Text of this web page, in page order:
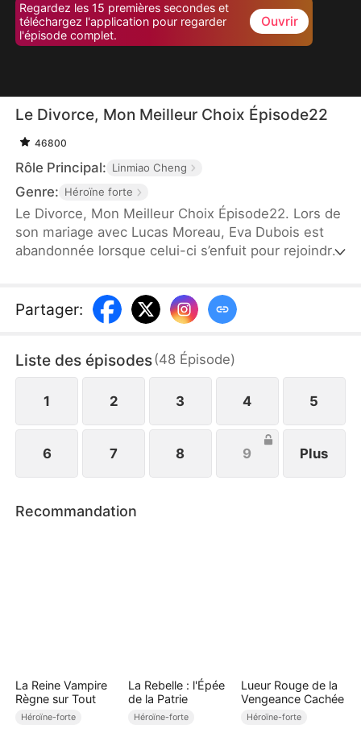
Regardez les 15 premières secondes et
téléchargez l'application pour regarder
l'épisode complet.
Ouvrir
Le Divorce, Mon Meilleur Choix Épisode22
46800
Rôle Principal: Linmiao Cheng
Genre: Héroïne forte
Le Divorce, Mon Meilleur Choix Épisode22. Lors de
son mariage avec Lucas Moreau, Eva Dubois est
abandonnée lorsque celui-ci s’enfuit pour rejoindre
Lucas. Lucas, rongé par les regrets, réalise trop
tard qu’il a perdu celle qui était à ses côtés, mais le
Partager:
Liste des épisodes(48 Épisode)
1 2 3 4 5
6 7 8 9 Plus
Recommandation
La Reine Vampire
Règne sur Tout
Héroïne-forte
La Rebelle : l'Épée
de la Patrie
Héroïne-forte
Lueur Rouge de la
Vengeance Cachée
Héroïne-forte